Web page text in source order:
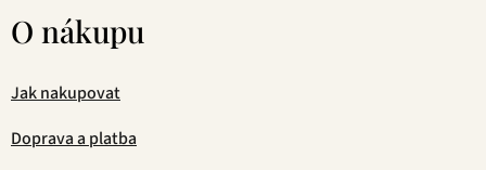
O nákupu
Jak nakupovat
Doprava a platba